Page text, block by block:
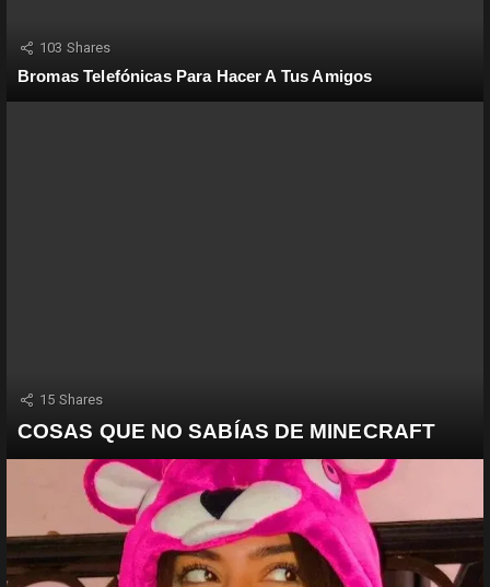
103 Shares
Bromas Telefónicas Para Hacer A Tus Amigos
15 Shares
COSAS QUE NO SABÍAS DE MINECRAFT